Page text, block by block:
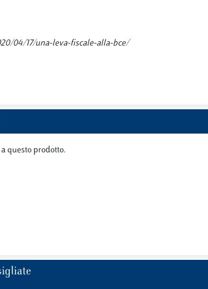
04/17/una-leva-fiscale-alla-bce/
questo prodotto.